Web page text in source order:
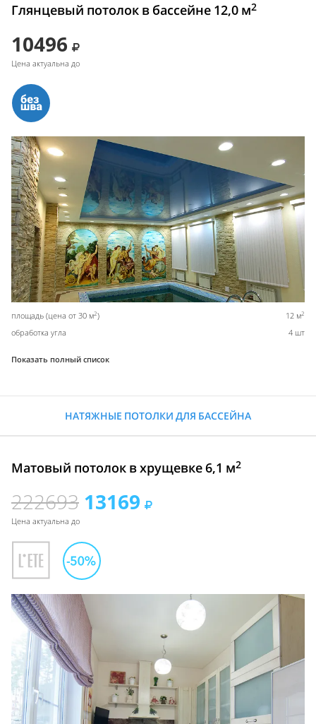
Глянцевый потолок в бассейне 12,0 м2
10496
Цена актуальна до
площадь (цена от 30 м2) 12 м2
обработка угла 4 шт
Показать полный список
НАТЯЖНЫЕ ПОТОЛКИ ДЛЯ БАССЕЙНА
Матовый потолок в хрущевке 6,1 м2
222693 13169
Цена актуальна до